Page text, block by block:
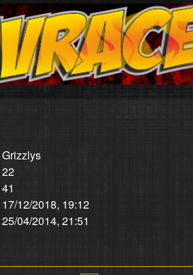
Grizzlys
22
41
17/12/2018, 19:12
25/04/2014, 21:51